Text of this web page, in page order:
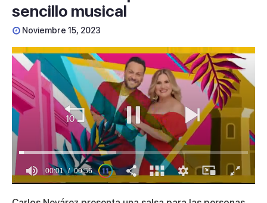
sencillo musical
Noviembre 15, 2023
seconds
00:01 00:56